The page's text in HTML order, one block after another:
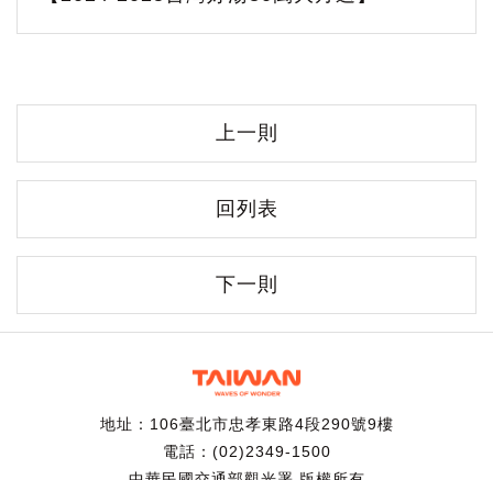
上一則
回列表
下一則
地址：106臺北市忠孝東路4段290號9樓
電話：(02)2349-1500